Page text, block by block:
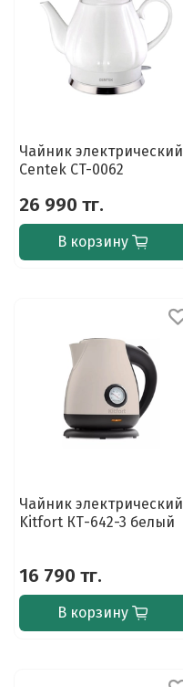
Чайник электрический
Centek CT-0062
26 990 тг.
В корзину
Чайник электрический
Kitfort КТ-642-3 белый
16 790 тг.
В корзину